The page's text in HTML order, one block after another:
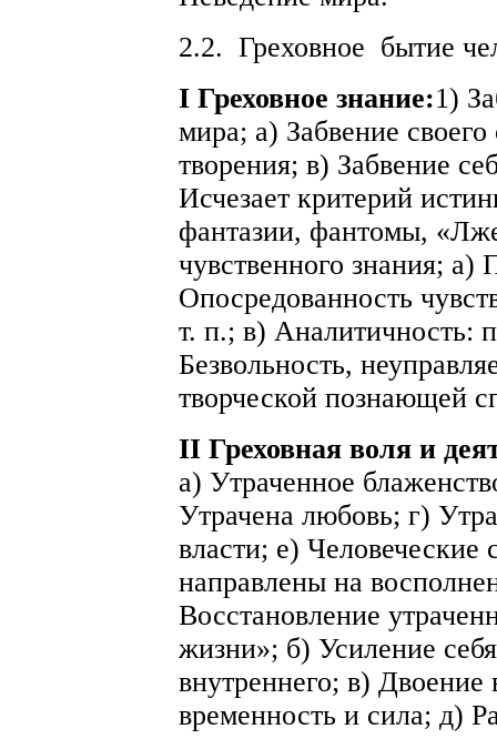
2.2. Греховное бытие
I Греховное знание:1)
мира; а) Забвение
творения; в) Забвение
Исчезает критерий
фантазии, фантомы,
чувственного знания; а)
Опосредованность
т. п.; в) Аналитичность:
Безвольность,
творческой познающей
II Греховная воля и
а) Утраченное
Утрачена любовь; г)
власти; е) Человеческие
направлены на
Восстановление
жизни»; б) Усиление
внутреннего; в)
временность и сила; д)